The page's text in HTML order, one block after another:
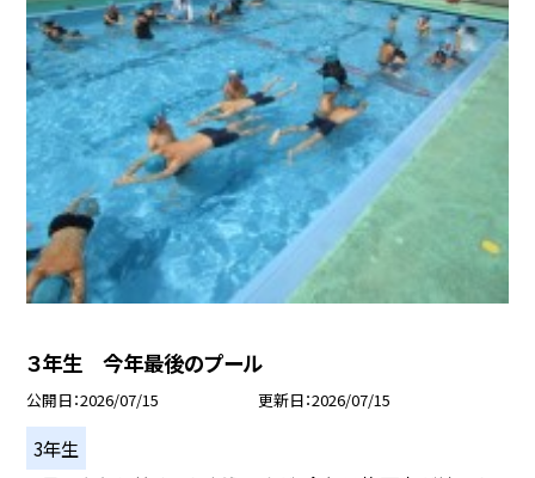
３年生 今年最後のプール
公開日 2026/07/15 更新日 2026/07/15
3年生